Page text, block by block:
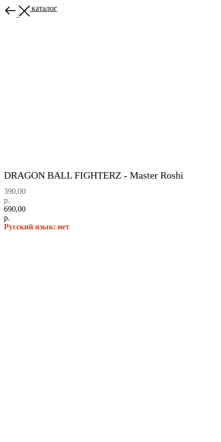
Назад в каталог
DRAGON BALL FIGHTERZ - Master Roshi
390,00
р.
690,00
р.
Русский язык: нет